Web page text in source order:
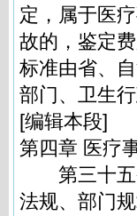
定，属于医
故的，鉴定
标准由省、
部门、卫生行
[编辑本段]
第四章 医疗
第三十五
法规、部门